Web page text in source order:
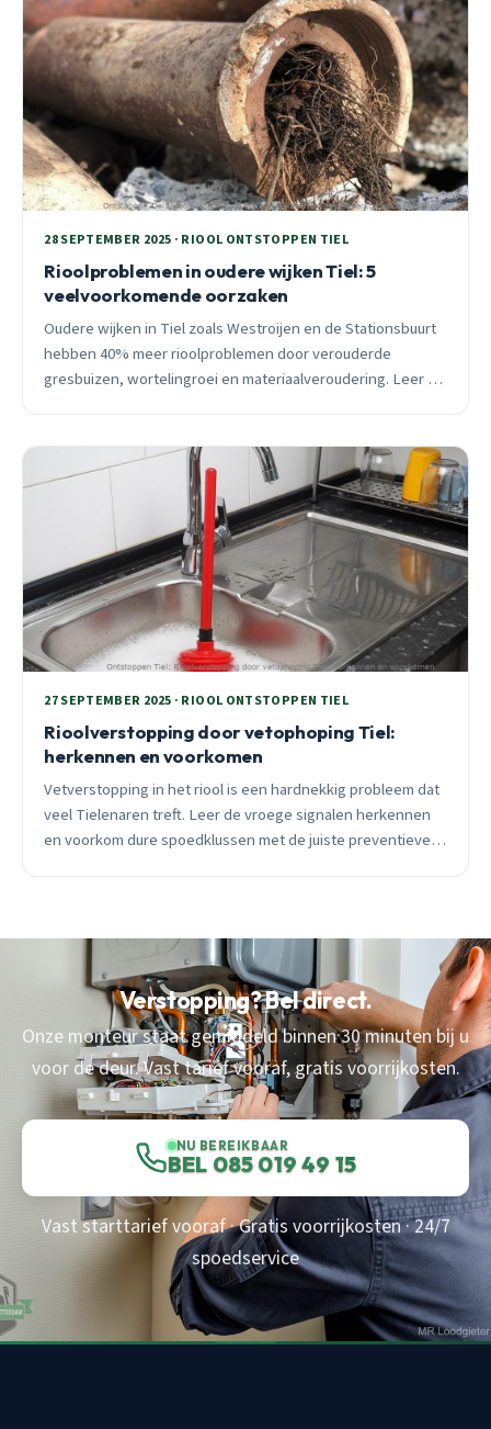
28 SEPTEMBER 2025 · RIOOL ONTSTOPPEN TIEL
Rioolproblemen in oudere wijken Tiel: 5
veelvoorkomende oorzaken
Oudere wijken in Tiel zoals Westroijen en de Stationsbuurt
hebben 40% meer rioolproblemen door verouderde
gresbuizen, wortelingroei en materiaalveroudering. Leer de
27 SEPTEMBER 2025 · RIOOL ONTSTOPPEN TIEL
Rioolverstopping door vetophoping Tiel:
herkennen en voorkomen
Vetverstopping in het riool is een hardnekkig probleem dat
veel Tielenaren treft. Leer de vroege signalen herkennen
en voorkom dure spoedklussen met de juiste preventieve
Verstopping? Bel direct.
Onze monteur staat gemiddeld binnen 30 minuten bij u
voor de deur. Vast tarief vooraf, gratis voorrijkosten.
NU BEREIKBAAR
BEL 085 019 49 15
Vast starttarief vooraf · Gratis voorrijkosten · 24/7
spoedservice